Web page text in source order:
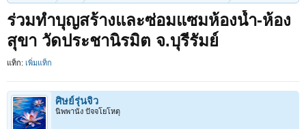
ร่วมทําบุญสร้างและซ่อมแซมห้องน้ำ-ห้อง
สุขา วัดประชานิรมิต จ.บุรีรัมย์
แท็ก: เพิ่มแท็ก
ศิษย์รุ่นจิ๋ว
นิพพานัง ปัจจโยโหตุ